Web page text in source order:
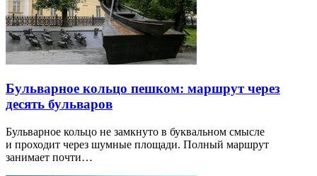
Бульварное кольцо пешком: маршрут через
десять бульваров
Бульварное кольцо не замкнуто в буквальном смысле
и проходит через шумные площади. Полный маршрут
занимает почти…